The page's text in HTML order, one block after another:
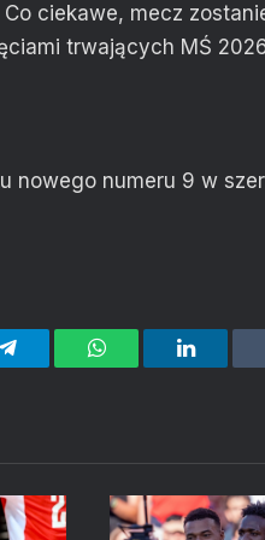
ciekawe, mecz
trwających MŚ
nowego numeru 9 w
Telegram WhatsAppLinkedIn